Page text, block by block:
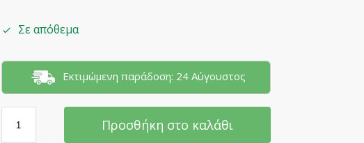
Σε απόθεμα
Εκτιμώμενη παράδοση: 24 Αύγουστος
Προσθήκη στο καλάθι